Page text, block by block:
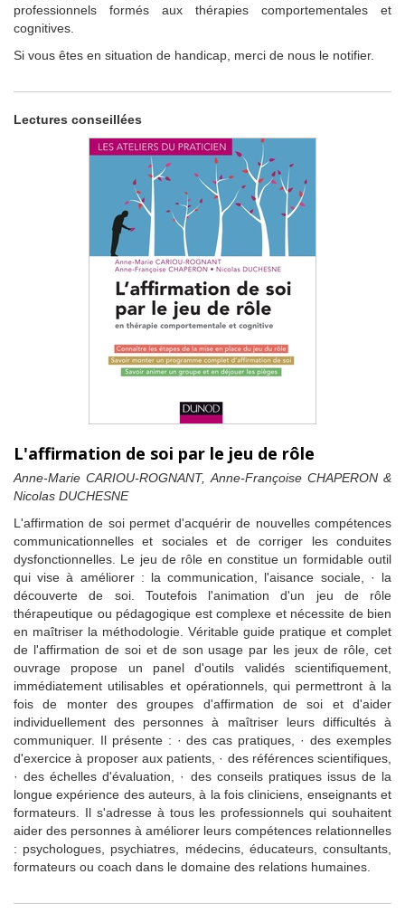
professionnels formés aux thérapies comportementales et
cognitives.
Si vous êtes en situation de handicap, merci de nous le notifier.
Lectures conseillées
L'affirmation de soi par le jeu de rôle
Anne-Marie CARIOU-ROGNANT, Anne-Françoise CHAPERON &
Nicolas DUCHESNE
L'affirmation de soi permet d'acquérir de nouvelles compétences
communicationnelles et sociales et de corriger les conduites
dysfonctionnelles. Le jeu de rôle en constitue un formidable outil
qui vise à améliorer : la communication, l'aisance sociale, · la
découverte de soi. Toutefois l'animation d'un jeu de rôle
thérapeutique ou pédagogique est complexe et nécessite de bien
en maîtriser la méthodologie. Véritable guide pratique et complet
de l'affirmation de soi et de son usage par les jeux de rôle, cet
ouvrage propose un panel d'outils validés scientifiquement,
immédiatement utilisables et opérationnels, qui permettront à la
fois de monter des groupes d'affirmation de soi et d'aider
individuellement des personnes à maîtriser leurs difficultés à
communiquer. Il présente : · des cas pratiques, · des exemples
d'exercice à proposer aux patients, · des références scientifiques,
· des échelles d'évaluation, · des conseils pratiques issus de la
longue expérience des auteurs, à la fois cliniciens, enseignants et
formateurs. Il s'adresse à tous les professionnels qui souhaitent
aider des personnes à améliorer leurs compétences relationnelles
: psychologues, psychiatres, médecins, éducateurs, consultants,
formateurs ou coach dans le domaine des relations humaines.